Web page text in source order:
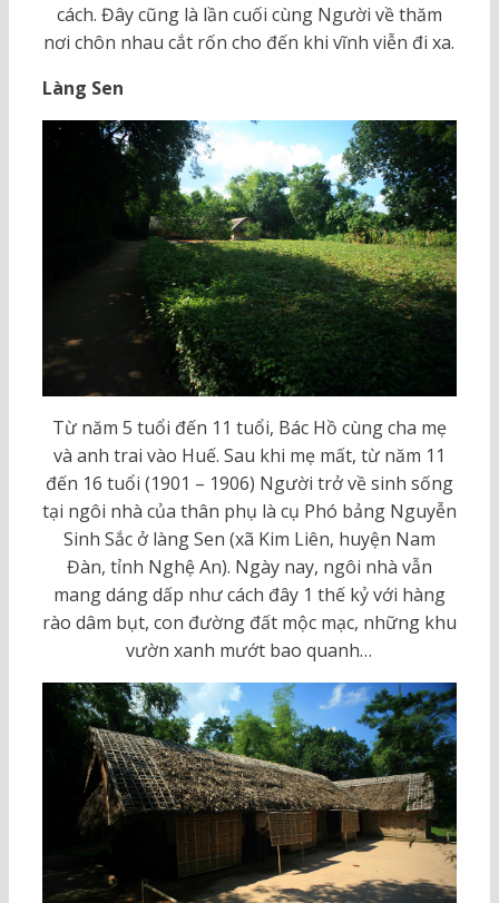
cách. Đây cũng là lần cuối cùng Người về thăm
nơi chôn nhau cắt rốn cho đến khi vĩnh viễn đi xa.
Làng Sen
Từ năm 5 tuổi đến 11 tuổi, Bác Hồ cùng cha mẹ
và anh trai vào Huế. Sau khi mẹ mất, từ năm 11
đến 16 tuổi (1901 – 1906) Người trở về sinh sống
tại ngôi nhà của thân phụ là cụ Phó bảng Nguyễn
Sinh Sắc ở làng Sen (xã Kim Liên, huyện Nam
Đàn, tỉnh Nghệ An). Ngày nay, ngôi nhà vẫn
mang dáng dấp như cách đây 1 thế kỷ với hàng
rào dâm bụt, con đường đất mộc mạc, những khu
vườn xanh mướt bao quanh…